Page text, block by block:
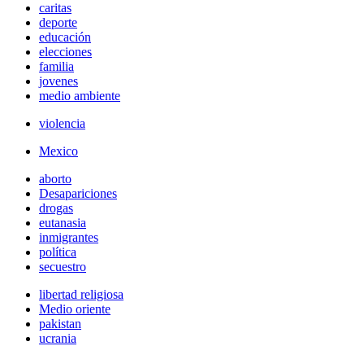
caritas
deporte
educación
elecciones
familia
jovenes
medio ambiente
violencia
Mexico
aborto
Desapariciones
drogas
eutanasia
inmigrantes
política
secuestro
libertad religiosa
Medio oriente
pakistan
ucrania